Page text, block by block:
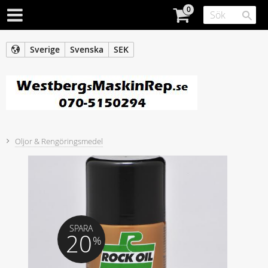
Sverige Svenska SEK
Oljor & Rengöringsmedel
SPARA
20%